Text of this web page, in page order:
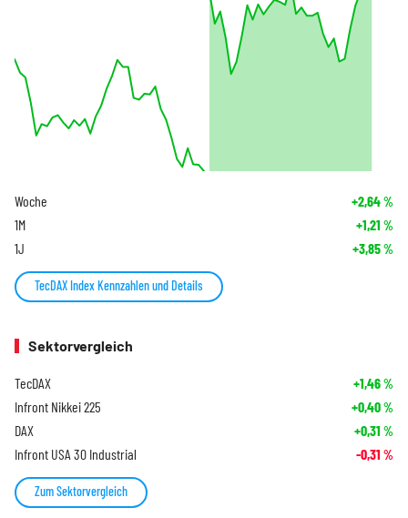
Woche +2,64%
1M +1,21 %
1J +3,85%
TecDAX Index Kennzahlen und Details
Sektorvergleich
TecDAX +1,46%
Infront Nikkei 225 +0,40%
DAX +0,31 %
Infront USA 30 Industrial -0,31 %
Zum Sektorvergleich